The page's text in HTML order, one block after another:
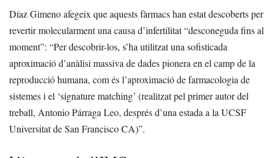
Díaz Gimeno afegeix que aquests fàrmacs han estat descoberts per
revertir molecularment una causa d’infertilitat “desconeguda fins al
moment”: “Per descobrir-los, s’ha utilitzat una sofisticada
aproximació d’anàlisi massiva de dades pionera en el camp de la
reproducció humana, com és l’aproximació de farmacologia de
sistemes i el ‘signature matching’ (realitzat pel primer autor del
treball, Antonio Párraga Leo, després d’una estada a la UCSF
Universitat de San Francisco CA)”.